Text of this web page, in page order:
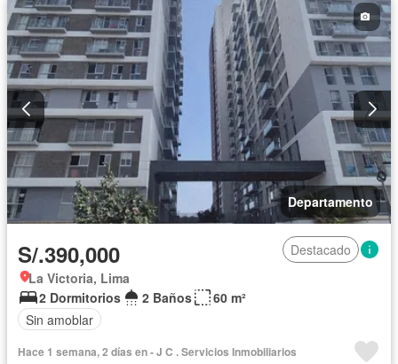
Departamento
S/.390,000
Destacado
La Victoria, Lima
2 Dormitorios
2 Baños
60 m²
Sin amoblar
Hace 1 semana, 2 días en - J C . Servicios Inmobiliarios